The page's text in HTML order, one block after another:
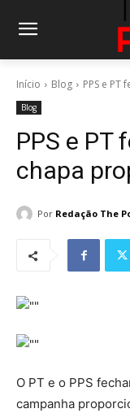
Início Blog PPS e
Blog
PPS e PT
chapa
Por Redação The
O PT e o PPS
campanha